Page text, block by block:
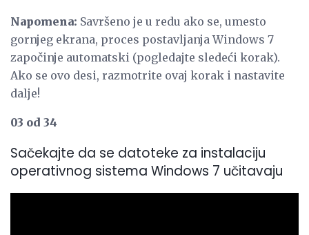
Napomena: Savršeno je u redu ako se, umesto
gornjeg ekrana, proces postavljanja Windows 7
započinje automatski (pogledajte sledeći korak).
Ako se ovo desi, razmotrite ovaj korak i nastavite
dalje!
03 od 34
Sačekajte da se datoteke za instalaciju
operativnog sistema Windows 7 učitavaju